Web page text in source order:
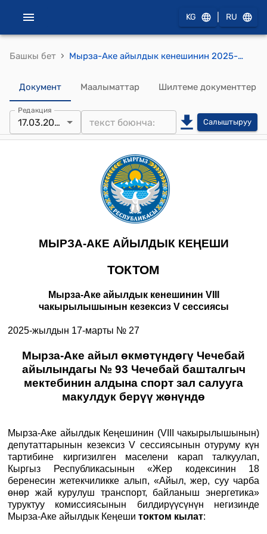
KG RU
Башкы бет › Мырза-Аке айылдык кенешинин 2025-жылдын 17-марты № 27 Мырза-Аке айыл өкмөтүндөгү Чечебай айылындагы № 93 Чечебай башталгыч мектебинин алдына спорт зал салууга макулдук берүү жөнүндө токтому
Документ Маалыматтар Шилтеме документтер
Редакция
17.03.2025 Салыштыруу